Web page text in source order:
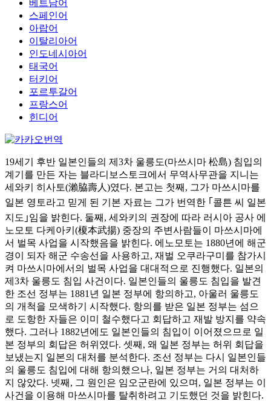
베트남어
스페인어
아랍어
이탈리아어
인도네시아어
태국어
터키어
포르투갈어
프랑스어
힌디어
19세기 후반 일본인들의 제3차 울릉도(마쓰시마 松島) 침입의
계기를 만든 자는 블라디보스토크에서 무역사무관을 지니는
세와키 히사토(瀨脇壽人)였다. 본고는 첫째, 그가 마쓰시마를
일본 영토라고 믿게 된 기본 자료는 그가 번역한 ｢콜튼 씨 일본
지도｣임을 밝힌다. 둘째, 세와키의 권장에 따라 러시아 공사 에
노모토 다케아키(榎本武揚) 중장의 주변사람들이 마쓰시마에
서 벌목 사업을 시작했음을 밝힌다. 에노모토는 1880년에 해군
경이 되자 해군 수송선을 사용하고, 재벌 오쿠라구미를 참가시
켜 마쓰시마에서의 벌목 사업을 대대적으로 진행했다. 일본의
제3차 울릉도 침입 사건이다. 일본인들의 울릉도 침입을 발견
한 조선 정부는 1881년 일본 정부에 항의하고, 아울러 울릉도
의 개척을 모색하기 시작했다. 항의를 받은 일본 정부는 섬으
로 도항한 자들은 이미 철수했다고 회답하고 재발 방지를 약속
했다. 그러나 1882년에도 일본인들의 침입이 이어졌으므로 일
본 정부의 회답은 허위였다. 셋째, 왜 일본 정부는 허위 회답을
보냈는지 일본의 대처를 분석한다. 조선 정부는 다시 일본인들
의 울릉도 침입에 대해 항의했으나, 일본 정부는 거의 대처하
지 않았다. 넷째, 그 원인은 임오군란에 있으며, 일본 정부는 이
사건을 이용해 마쓰시마를 탈취하려고 기도했던 것을 밝힌다.